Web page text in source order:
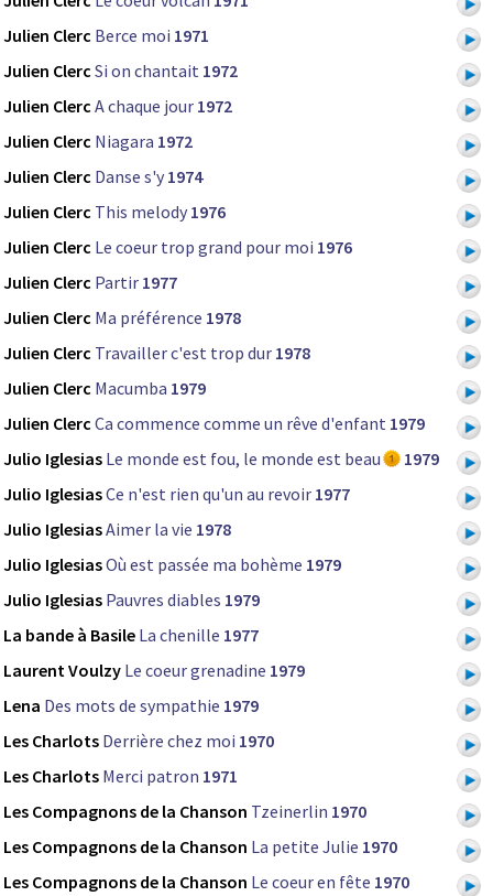
Julien Clerc Berce moi 1971
Julien Clerc Si on chantait 1972
Julien Clerc A chaque jour 1972
Julien Clerc Niagara 1972
Julien Clerc Danse s'y 1974
Julien Clerc This melody 1976
Julien Clerc Le coeur trop grand pour moi 1976
Julien Clerc Partir 1977
Julien Clerc Ma préférence 1978
Julien Clerc Travailler c'est trop dur 1978
Julien Clerc Macumba 1979
Julien Clerc Ca commence comme un rêve d'enfant 1979
Julio Iglesias Le monde est fou, le monde est beau
1979
Julio IglesiasCe n'est rien qu'un au revoir 1977
Julio IglesiasAimer la vie 1978
Julio IglesiasOù est passée ma bohème 1979
Julio Iglesias Pauvres diables 1979
La bande à Basile La chenille 1977
Laurent Voulzy Le coeur grenadine 1979
Lena Des mots de sympathie 1979
Les Charlots Derrière chez moi 1970
Les Charlots Merci patron 1971
Les Compagnons de la Chanson Tzeinerlin 1970
Les Compagnons de la Chanson La petite Julie 1970
Les Compagnons de la Chanson Le coeur en fête 1970